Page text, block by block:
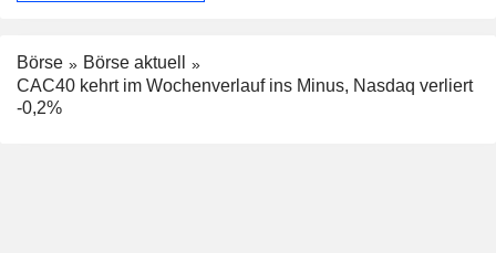
Börse
Börse aktuell
CAC40 kehrt im Wochenverlauf ins Minus, Nasdaq verliert
-0,2%